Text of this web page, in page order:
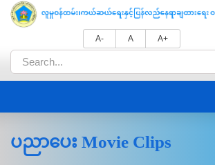
A- A A+
ပညာပေး Movie Clips